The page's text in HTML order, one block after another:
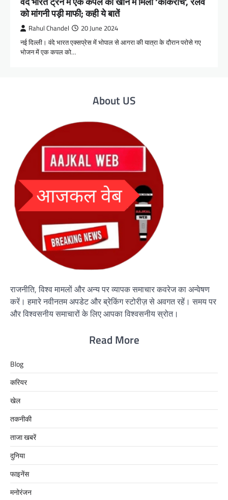
को मांगनी पड़ी माफी; कही ये बातें
Rahul Chandel 20 June 2024
नई दिल्ली। वंदे भारत एक्सप्रेस में भोपाल से आगरा की यात्रा के दौरान परोसे गए
भोजन में एक कपल को…
About US
राजनीति, विश्व मामलों और अन्य पर व्यापक समाचार कवरेज का अन्वेषण
करें। हमारे नवीनतम अपडेट और ब्रेकिंग स्टोरीज़ से अवगत रहें। समय पर
और विश्वसनीय समाचारों के लिए आपका विश्वसनीय स्रोत।
Read More
Blog
करियर
खेल
तकनीकी
ताजा खबरें
दुनिया
फाइनेंस
मनोरंजन